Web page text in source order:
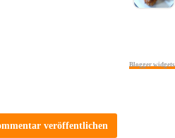
Blogger widgets
veröffentlichen